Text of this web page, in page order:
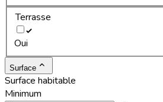
Terrasse
Oui
Surface
Surface habitable
Minimum